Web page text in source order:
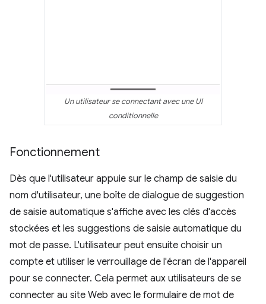
Un utilisateur se connectant avec une UI
conditionnelle
Fonctionnement
Dès que l'utilisateur appuie sur le champ de saisie du
nom d'utilisateur, une boîte de dialogue de suggestion
de saisie automatique s'affiche avec les clés d'accès
stockées et les suggestions de saisie automatique du
mot de passe. L'utilisateur peut ensuite choisir un
compte et utiliser le verrouillage de l'écran de l'appareil
pour se connecter. Cela permet aux utilisateurs de se
connecter au site Web avec le formulaire de mot de